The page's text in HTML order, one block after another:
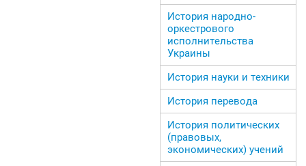
История народно-
оркестрового
исполнительства
Украины
История науки и техники
История перевода
История политических
(правовых,
экономических) учений